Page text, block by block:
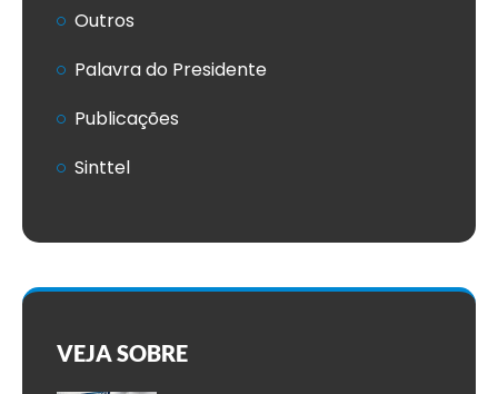
Outros
Palavra do Presidente
Publicações
Sinttel
VEJA SOBRE